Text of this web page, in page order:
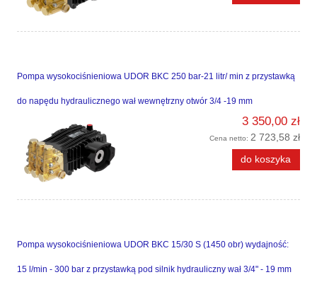
Pompa wysokociśnieniowa UDOR BKC 250 bar-21 litr/ min z przystawką
do napędu hydraulicznego wał wewnętrzny otwór 3/4 -19 mm
3 350,00 zł
Cena netto: 2 723,58 zł
do koszyka
Pompa wysokociśnieniowa UDOR BKC 15/30 S (1450 obr) wydajność:
15 l/min - 300 bar z przystawką pod silnik hydrauliczny wał 3/4" - 19 mm